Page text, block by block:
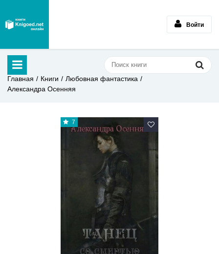
Войти
Главная Книги
Любовная фантастика
Александра Осенняя
7